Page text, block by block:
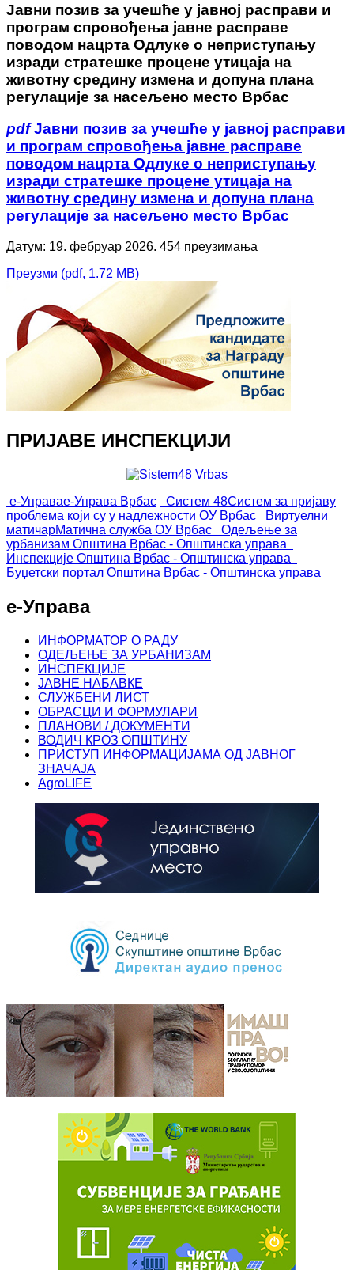
Јавни позив за учешће у јавној расправи и
програм спровођења јавне расправе
поводом нацрта Одлуке о неприступању
изради стратешке процене утицаја на
животну средину измена и допуна плана
регулације за насељено место Врбас
pdf Јавни позив за учешће у јавној расправи
и програм спровођења јавне расправе
поводом нацрта Одлуке о неприступању
изради стратешке процене утицаја на
животну средину измена и допуна плана
регулације за насељено место Врбас
Датум: 19. фебруар 2026. 454 преузимања
Преузми (pdf, 1.72 MB)
ПРИЈАВЕ ИНСПЕКЦИЈИ
е-Управае-Управа Врбас Систем 48Систем за пријаву
проблема који су у надлежности ОУ Врбас
Виртуелни
матичарМатична служба ОУ Врбас
Одељење за
урбанизам Општина Врбас - Општинска управа
Инспекције Општина Врбас - Општинска управа
Буџетски портал Општина Врбас - Општинска управа
е-Управа
ИНФОРМАТОР О РАДУ
ОДЕЉЕЊЕ ЗА УРБАНИЗАМ
ИНСПЕКЦИЈЕ
ЈАВНЕ НАБАВКЕ
СЛУЖБЕНИ ЛИСТ
ОБРАСЦИ И ФОРМУЛАРИ
ПЛАНОВИ / ДОКУМЕНТИ
ВОДИЧ КРОЗ ОПШТИНУ
ПРИСТУП ИНФОРМАЦИЈАМА ОД ЈАВНОГ
ЗНАЧАЈА
AgroLIFE